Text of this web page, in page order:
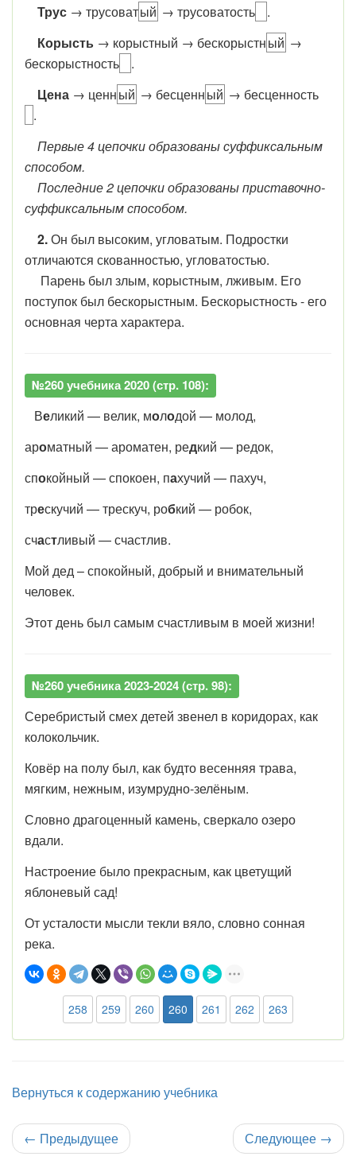
Трус → трусоватый → трусоватость
.
Корысть → корыстный → бескорыстный →
бескорыстность
.
Цена → ценный → бесценный → бесценность
.
Первые 4 цепочки образованы суффиксальным
способом.
Последние 2 цепочки образованы приставочно-
суффиксальным способом.
2.Он был высоким, угловатым. Подростки
отличаются скованностью, угловатостью.
Парень был злым, корыстным, лживым. Его
поступок был бескорыстным. Бескорыстность - его
основная черта характера.
№260 учебника 2020 (стр. 108):
Великий — велик, молодой — молод,
ароматный — ароматен, редкий — редок,
спокойный — спокоен, пахучий — пахуч,
трескучий — трескуч, робкий — робок,
счастливый — счастлив.
Мой дед – спокойный, добрый и внимательный
человек.
Этот день был самым счастливым в моей жизни!
№260 учебника 2023-2024 (стр. 98):
Серебристый смех детей звенел в коридорах, как
колокольчик.
Ковёр на полу был, как будто весенняя трава,
мягким, нежным, изумрудно-зелёным.
Словно драгоценный камень, сверкало озеро
вдали.
Настроение было прекрасным, как цветущий
яблоневый сад!
От усталости мысли текли вяло, словно сонная
река.
258 259 260 260 261 262 263
Вернуться к содержанию учебника
← Предыдущее Следующее →